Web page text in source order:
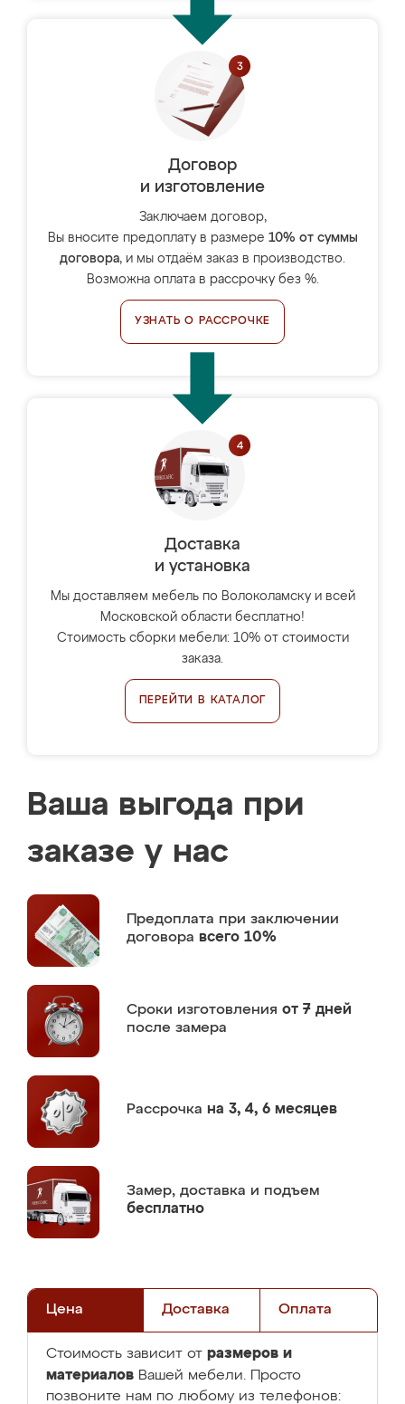
Договор
и изготовление
Заключаем договор,
Вы вносите предоплату в размере 10% от суммы
договора, и мы отдаём заказ в производство.
Возможна оплата в рассрочку без %.
УЗНАТЬ О РАССРОЧКЕ
Доставка
и установка
Мы доставляем мебель по Волоколамску и всей
Московской области бесплатно!
Стоимость сборки мебели: 10% от стоимости
заказа.
ПЕРЕЙТИ В КАТАЛОГ
Ваша выгода при
заказе у нас
Предоплата при заключении
договора всего 10%
Сроки изготовления от 7 дней
после замера
Рассрочка на 3, 4, 6 месяцев
Замер, доставка и подъем
бесплатно
Цена Доставка Оплата
Стоимость зависит от размеров и
материалов Вашей мебели. Просто
позвоните нам по любому из телефонов: